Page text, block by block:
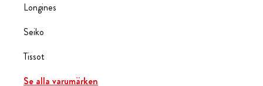
Longines
Seiko
Tissot
Se alla varumärken